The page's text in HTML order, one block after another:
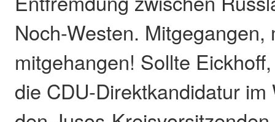
Noch-Westen. Mitgegangen,
mitgehangen! Sollte
die CDU-Direktkandidatur